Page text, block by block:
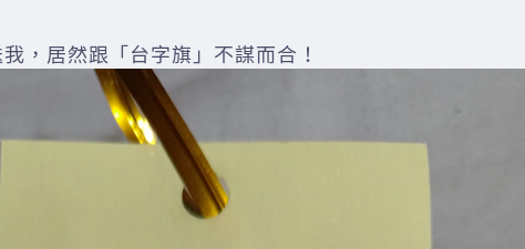
，居然跟「台字旗」不謀而合！